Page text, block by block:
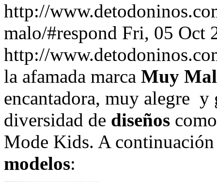
http://
malo/#respond Fri, 05 Oct
http://
la afamada marca Muy
encantadora, muy alegre y
diversidad de diseños
Mode Kids. A continuación
modelos: